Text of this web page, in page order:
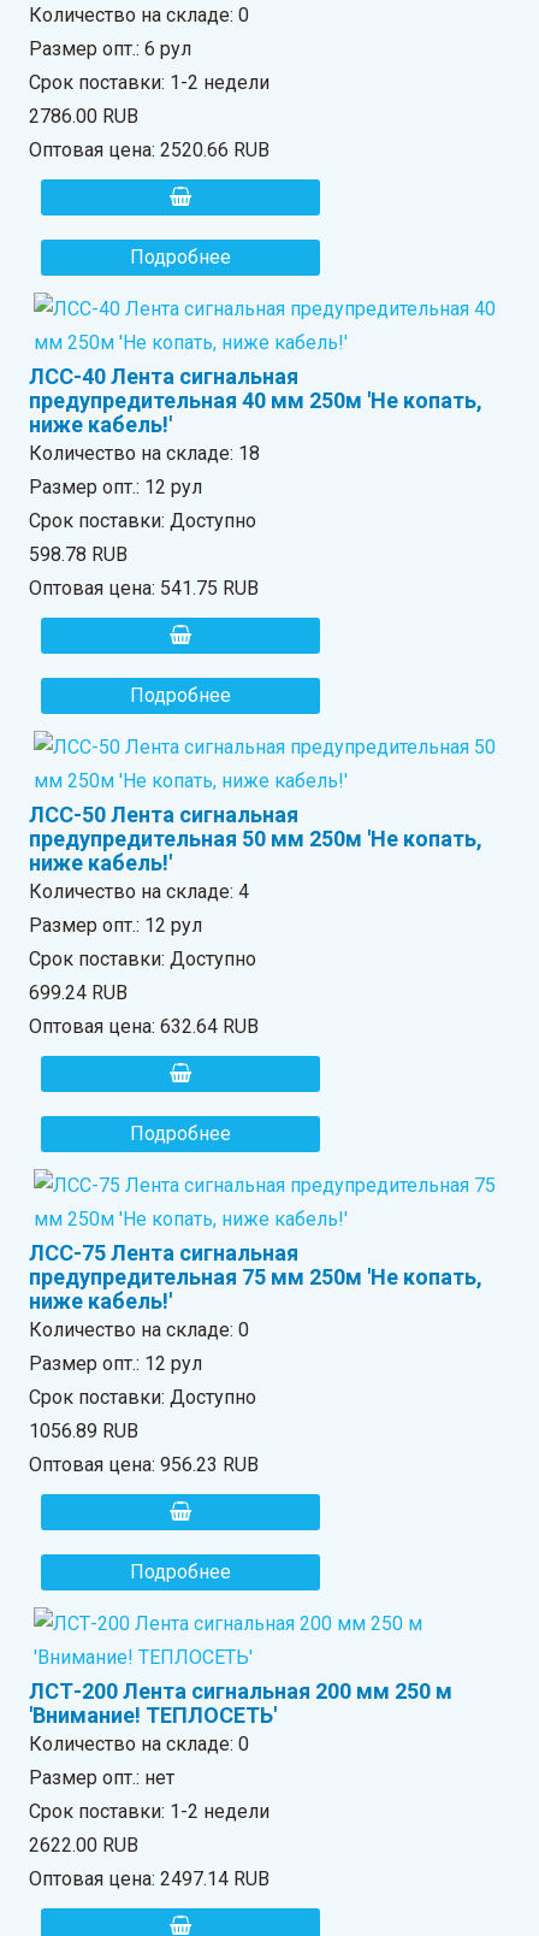
Количество на складе:0
Размер опт.: 6 рул
Срок поставки: 1-2 недели
2786.00 RUB
Оптовая цена:2520.66 RUB
Подробнее
ЛСС-40 Лента сигнальная
предупредительная 40 мм 250м 'Не копать,
ниже кабель!'
Количество на складе: 18
Размер опт.: 12 рул
Срок поставки: Доступно
598.78 RUB
Оптовая цена: 541.75 RUB
Подробнее
ЛСС-50 Лента сигнальная
предупредительная 50 мм 250м 'Не копать,
ниже кабель!'
Количество на складе:4
Размер опт.: 12 рул
Срок поставки: Доступно
699.24 RUB
Оптовая цена:632.64 RUB
Подробнее
ЛСС-75 Лента сигнальная
предупредительная 75 мм 250м 'Не копать,
ниже кабель!'
Количество на складе:0
Размер опт.: 12 рул
Срок поставки: Доступно
1056.89 RUB
Оптовая цена:956.23 RUB
Подробнее
ЛСТ-200 Лента сигнальная 200 мм 250 м
'Внимание! ТЕПЛОСЕТЬ'
Количество на складе:0
Размер опт.: нет
Срок поставки: 1-2 недели
2622.00 RUB
Оптовая цена:2497.14 RUB